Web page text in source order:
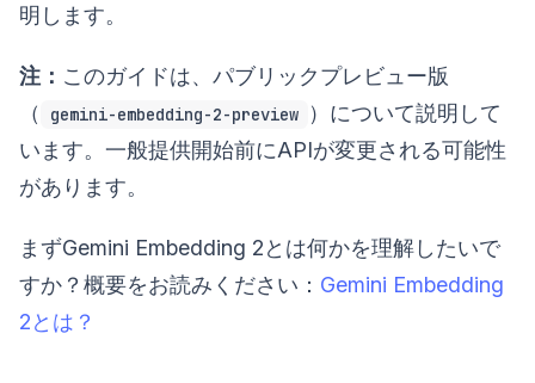
明します。
注： このガイドは、パブリックプレビュー版
（
gemini-embedding-2-preview
）について説明して
います。一般提供開始前にAPIが変更される可能性
があります。
まずGemini Embedding 2とは何かを理解したいで
すか？概要をお読みください： Gemini Embedding
2とは？